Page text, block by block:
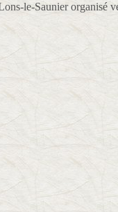
le-Saunier organisé